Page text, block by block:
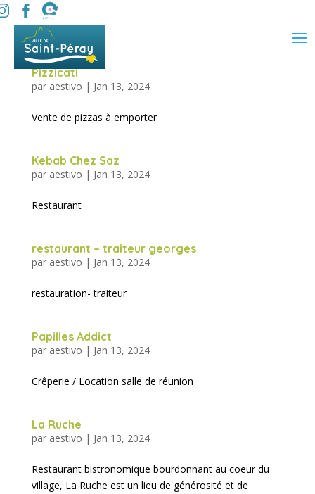
Pizzicati
par aestivo | Jan 13, 2024
Vente de pizzas à emporter
Kebab Chez Saz
par aestivo | Jan 13, 2024
Restaurant
restaurant – traiteur georges
par aestivo | Jan 13, 2024
restauration- traiteur
Papilles Addict
par aestivo | Jan 13, 2024
Crêperie / Location salle de réunion
La Ruche
par aestivo | Jan 13, 2024
Restaurant bistronomique bourdonnant au coeur du
village, La Ruche est un lieu de générosité et de